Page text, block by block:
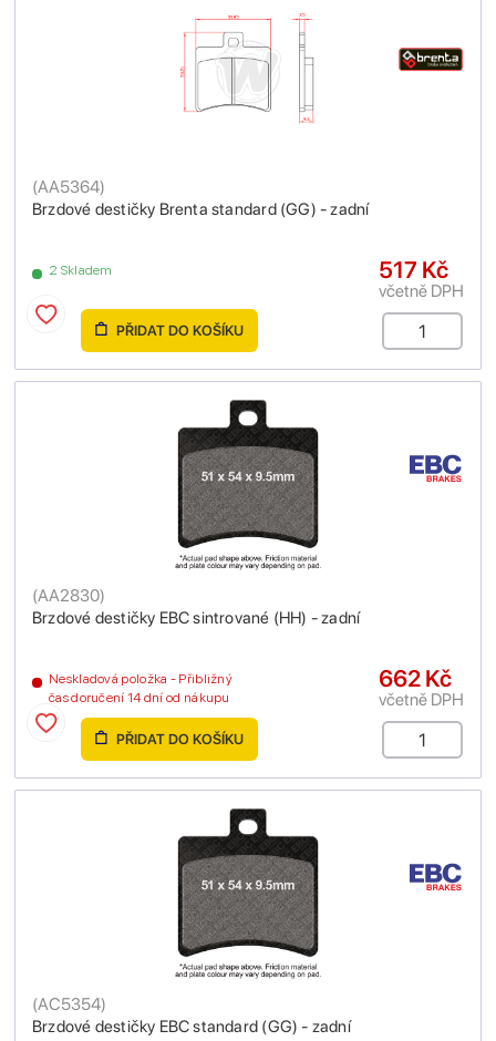
Brzdové destičky Brenta standard (GG) - zadní
(AA5364)
2 Skladem 517 Kč
včetně DPH
PŘIDAT DO KOŠÍKU
Brzdové destičky EBC sintrované (HH) - zadní
(AA2830)
Neskladová položka - Přibližný
čas doručení 14 dní od nákupu
662 Kč
včetně DPH
PŘIDAT DO KOŠÍKU
Brzdové destičky EBC standard (GG) - zadní
(AC5354)